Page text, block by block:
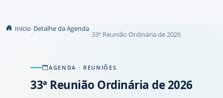
Início Detalhe da Agenda
33ª Reunião Ordinária de 2026
AGENDA · REUNIÕES
33ª Reunião Ordinária de 2026